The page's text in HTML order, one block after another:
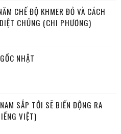
CHẾ ĐỘ KHMER ĐỎ VÀ CÁCH
CHỦNG (CHI PHƯƠNG)
NHẬT
SẮP TỚI SẼ BIẾN ĐỘNG RA
VIỆT)